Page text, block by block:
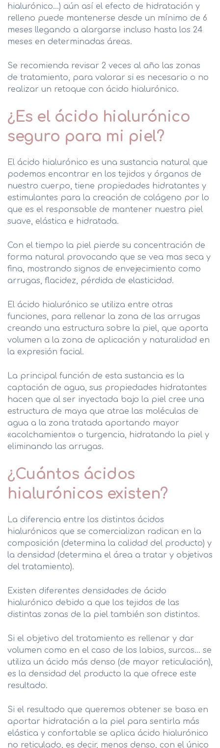
Hiperhidrosis
Cirugía Plástica, Estética y Reparadora
Medicina Estética Facial
Medicina Estética Corporal
Medicina Estética Vascular
Medicina Estética Belleza
Dietética y Nutrición
Unidad de Depilación Láser
Micropigmentación
hialurónico…) aún así el efecto de hidratación y
relleno puede mantenerse desde un mínimo de 6
meses llegando a alargarse incluso hasta los 24
meses en determinadas áreas.
Se recomienda revisar 2 veces al año las zonas
de tratamiento, para valorar si es necesario o no
realizar un retoque con ácido hialurónico.
¿Es el ácido hialurónico
seguro para mi piel?
El ácido hialurónico es una sustancia natural que
podemos encontrar en los tejidos y órganos de
nuestro cuerpo, tiene propiedades hidratantes y
estimulantes para la creación de colágeno por lo
que es el responsable de mantener nuestra piel
suave, elástica e hidratada.
Con el tiempo la piel pierde su concentración de
forma natural provocando que se vea mas seca y
fina, mostrando signos de envejecimiento como
arrugas, flacidez, pérdida de elasticidad.
El ácido hialurónico se utiliza entre otras
funciones, para rellenar la zona de las arrugas
creando una estructura sobre la piel, que aporta
volumen a la zona de aplicación y naturalidad en
la expresión facial.
La principal función de esta sustancia es la
captación de agua, sus propiedades hidratantes
hacen que al ser inyectada bajo la piel cree una
estructura de maya que atrae las moléculas de
agua a la zona tratada aportando mayor
«acolchamiento» o turgencia, hidratando la piel y
eliminando las arrugas.
¿Cuántos ácidos
hialurónicos existen?
La diferencia entre los distintos ácidos
hialurónicos que se comercializan radican en la
composición (determina la calidad del producto) y
la densidad (determina el área a tratar y objetivos
del tratamiento).
Existen diferentes densidades de ácido
hialurónico debido a que los tejidos de las
distintas zonas de la piel también son distintos.
Si el objetivo del tratamiento es rellenar y dar
volumen como en el caso de los labios, surcos… se
utiliza un ácido más denso (de mayor reticulación),
es la densidad del producto la que ofrece este
resultado.
Si el resultado que queremos obtener se basa en
aportar hidratación a la piel para sentirla más
elástica y confortable se aplica ácido hialurónico
no reticulado, es decir, menos denso, con el único